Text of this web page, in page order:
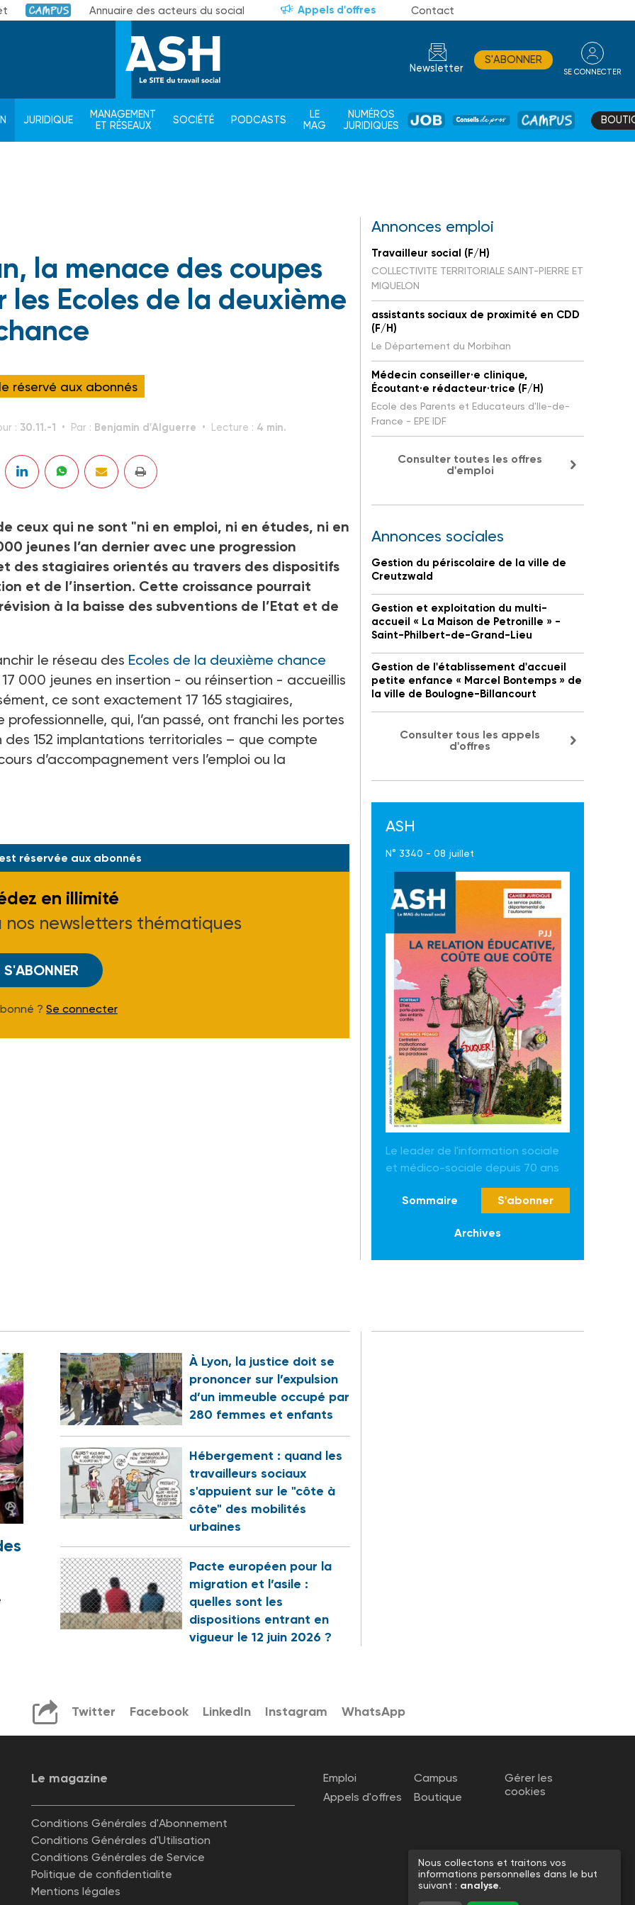
Campus Annuaire des acteurs du social Appels d'offres Contact
Newsletter
S'ABONNER
SE CONNECTER
JURIDIQUE
MANAGEMENT
ET RÉSEAUX
SOCIÉTÉ PODCASTS
LE
MAG
NUMÉROS
JURIDIQUES
JOB
DE
CAMPUS
la menace des coupes
Ecoles de la deuxième
réservé aux abonnés
: 30.11.-1 Par : Benjamin d'Alguerre Lecture : 4 min.
ceux qui ne sont "ni en emploi, ni en études, ni en
jeunes l’an dernier avec une progression
des stagiaires orientés au travers des dispositifs
et de l’insertion. Cette croissance pourrait
à la baisse des subventions de l’Etat et de
le réseau des Ecoles de la deuxième chance
000 jeunes en insertion - ou réinsertion - accueillis
ce sont exactement 17 165 stagiaires,
qui, l’an passé, ont franchi les portes
152 implantations territoriales – que compte
d’accompagnement vers l’emploi ou la
réservée aux abonnés
en illimité
nos newsletters thématiques
S'ABONNER
? Se connecter
Annonces emploi
Travailleur social (F/H)
COLLECTIVITE TERRITORIALE SAINT-PIERRE ET
MIQUELON
assistants sociaux de proximité en CDD
(F/H)
Le Département du Morbihan
Médecin conseiller·e clinique,
Écoutant·e rédacteur·trice (F/H)
Ecole des Parents et Educateurs d'Ile-de-
France - EPE IDF
Consulter toutes les offres
d'emploi
Annonces sociales
Gestion du périscolaire de la ville de
Creutzwald
Gestion et exploitation du multi-
accueil « La Maison de Petronille » -
Saint-Philbert-de-Grand-Lieu
Gestion de l'établissement d'accueil
petite enfance « Marcel Bontemps » de
la ville de Boulogne-Billancourt
Consulter tous les appels
d'offres
ASH
N° 3340 - 08 juillet
Le leader de l'information sociale
et médico-sociale depuis 70 ans
Sommaire S'abonner
Archives
À Lyon, la justice doit se
prononcer sur l’expulsion
d’un immeuble occupé par
280 femmes et enfants
Hébergement : quand les
travailleurs sociaux
s'appuient sur le "côte à
côte" des mobilités
urbaines
Pacte européen pour la
migration et l’asile :
quelles sont les
dispositions entrant en
vigueur le 12 juin 2026 ?
Twitter Facebook LinkedIn Instagram WhatsApp
Le magazine
Conditions Générales d'Abonnement
Conditions Générales d'Utilisation
Conditions Générales de Service
Politique de confidentialite
Mentions légales
Emploi
Appels d'offres
Campus
Boutique
Gérer les
cookies
Nous collectons et traitons vos
informations personnelles dans le but
suivant : analyse.